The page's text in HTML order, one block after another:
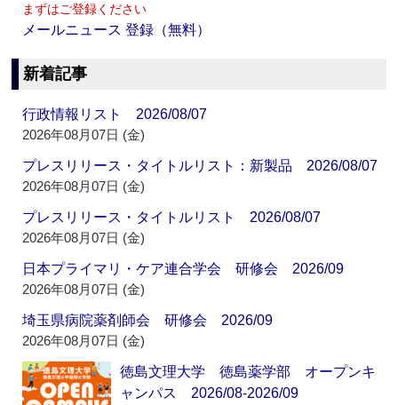
まずはご登録ください
メールニュース 登録（無料）
新着記事
行政情報リスト 2026/08/07
2026年08月07日 (金)
プレスリリース・タイトルリスト：新製品 2026/08/07
2026年08月07日 (金)
プレスリリース・タイトルリスト 2026/08/07
2026年08月07日 (金)
日本プライマリ・ケア連合学会 研修会 2026/09
2026年08月07日 (金)
埼玉県病院薬剤師会 研修会 2026/09
2026年08月07日 (金)
徳島文理大学 徳島薬学部 オープンキ
ャンパス 2026/08-2026/09